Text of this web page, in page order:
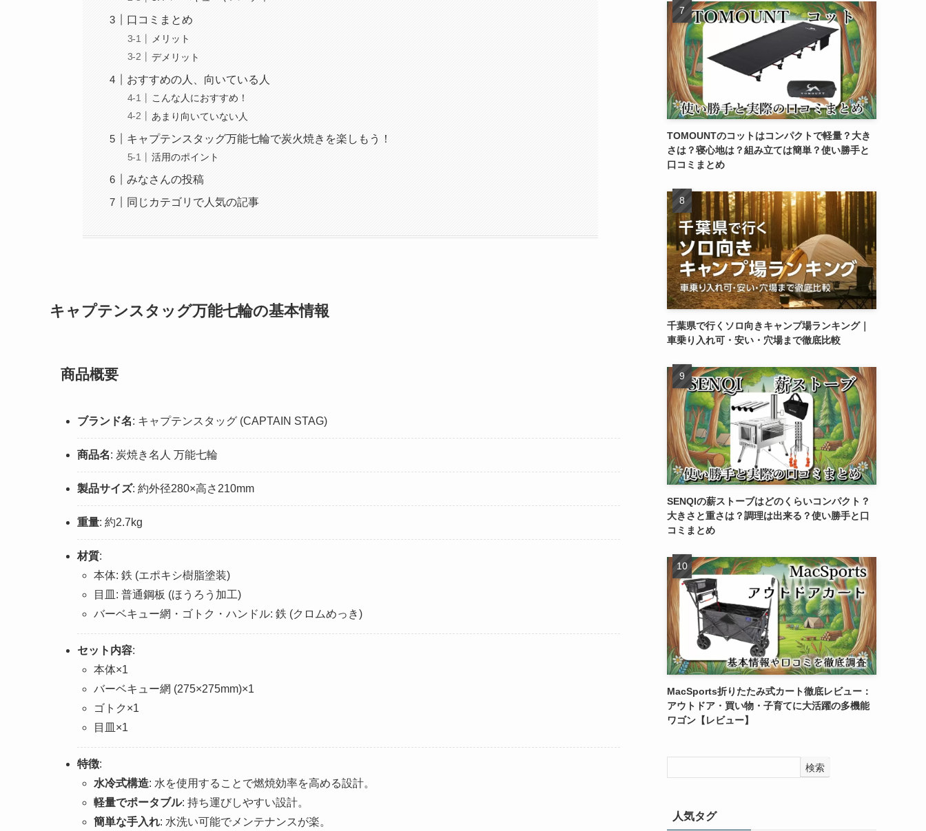
口コミまとめ
メリット
デメリット
おすすめの人、向いている人
こんな人におすすめ！
あまり向いていない人
キャプテンスタッグ万能七輪で炭火焼きを楽しもう！
活用のポイント
みなさんの投稿
同じカテゴリで人気の記事
キャプテンスタッグ万能七輪の基本情報
商品概要
ブランド名: キャプテンスタッグ (CAPTAIN STAG)
商品名: 炭焼き名人 万能七輪
製品サイズ: 約外径280×高さ210mm
重量: 約2.7kg
材質:
本体: 鉄 (エポキシ樹脂塗装)
目皿: 普通鋼板 (ほうろう加工)
バーベキュー網・ゴトク・ハンドル: 鉄 (クロムめっき)
セット内容:
本体×1
バーベキュー網 (275×275mm)×1
ゴトク×1
目皿×1
特徴:
水冷式構造: 水を使用することで燃焼効率を高める設計。
軽量でポータブル: 持ち運びしやすい設計。
簡単な手入れ: 水洗い可能でメンテナンスが楽。
TOMOUNTのコットはコンパクトで軽量？大き
さは？寝心地は？組み立ては簡単？使い勝手と
口コミまとめ
千葉県で行くソロ向きキャンプ場ランキング｜
車乗り入れ可・安い・穴場まで徹底比較
SENQIの薪ストーブはどのくらいコンパクト？
大きさと重さは？調理は出来る？使い勝手と口
コミまとめ
MacSports折りたたみ式カート徹底レビュー：
アウトドア・買い物・子育てに大活躍の多機能
ワゴン【レビュー】
検索
人気タグ